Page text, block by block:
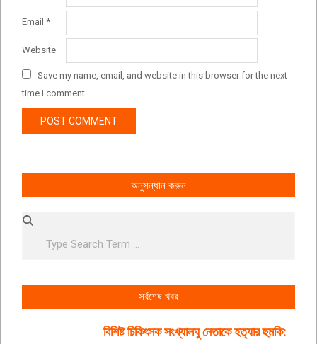
Email *
Website
Save my name, email, and website in this browser for the next
time I comment.
অনুসন্ধান করুন
Search
সর্বশেষ খবর
বিশিষ্ট চিকিৎসক সংখ্যালঘু নেতাকে হত্যার হুমকি: